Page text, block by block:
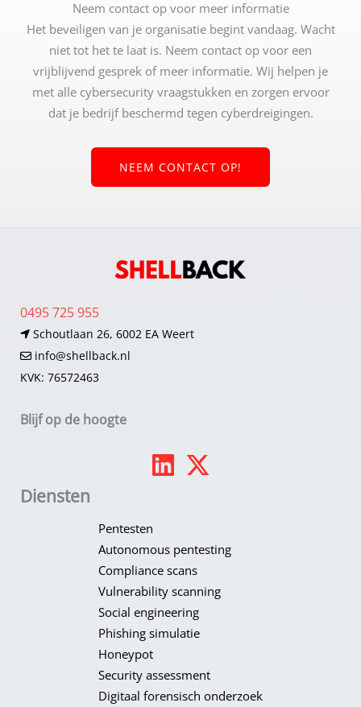
Neem contact op voor meer informatie
Het beveiligen van je organisatie begint vandaag. Wacht
niet tot het te laat is. Neem contact op voor een
vrijblijvend gesprek of meer informatie. Wij helpen je
met alle cybersecurity vraagstukken en zorgen ervoor
dat je bedrijf beschermd tegen cyberdreigingen.
NEEM CONTACT OP!
0495 725 955
Schoutlaan 26, 6002 EA Weert
info@shellback.nl
KVK: 76572463
Blijf op de hoogte
Diensten
Pentesten
Autonomous pentesting
Compliance scans
Vulnerability scanning
Social engineering
Phishing simulatie
Honeypot​
Security assessment
Digitaal forensisch onderzoek